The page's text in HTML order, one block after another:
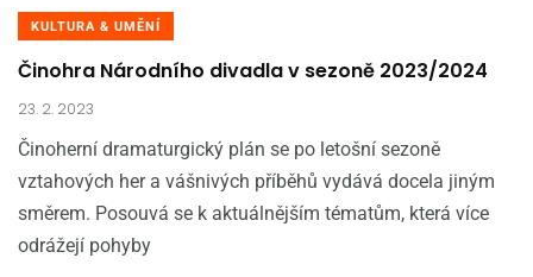
KULTURA & UMĚNÍ
Činohra Národního divadla v sezoně 2023/2024
23. 2. 2023
Činoherní dramaturgický plán se po letošní sezoně
vztahových her a vášnivých příběhů vydává docela jiným
směrem. Posouvá se k aktuálnějším tématům, která více
odrážejí pohyby